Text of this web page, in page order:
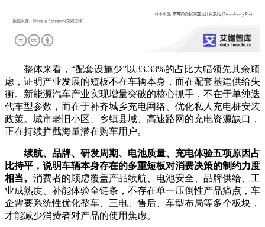
整体来看，“配套设施少”以33.33%的占比大幅领先其余顾
虑，证明产业发展的短板不在车辆本身，而在配套基建供给失
衡。新能源汽车产业实现增量突破的核心抓手，不在于单纯迭
代车型参数，而在于补齐城乡充电网络、优化私人充电桩安装
政策。城市老旧小区、乡镇县域、高速路网的充电资源缺口，
正在持续拦截海量潜在购车用户。
续航、品牌、研发周期、电池质量、充电体验五项原因占
比持平，说明车辆本身存在的多重短板对消费决策的制约力度
相当。 消费者的顾虑覆盖产品续航、电池安全、品牌供给、工
业成熟度、补能体验全链条，不存在单一压倒性产品痛点，车
企需要系统性优化整车、三电、售后、车型布局等多个板块，
才能减少消费者对产品的使用焦虑。